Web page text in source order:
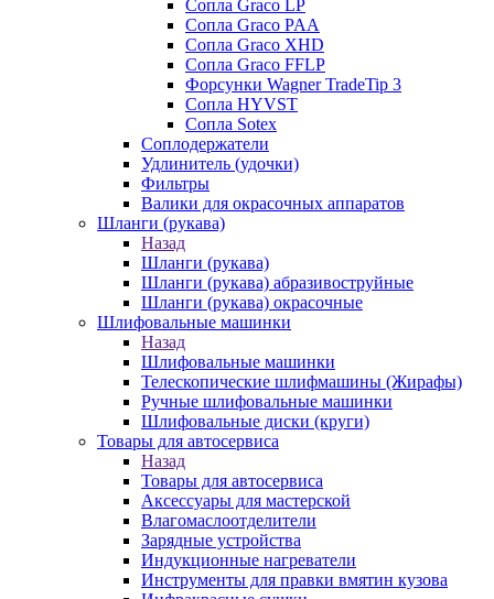
Сопла Graco LP
Сопла Graco PAA
Сопла Graco XHD
Сопла Graco FFLP
Форсунки Wagner TradeTip 3
Сопла HYVST
Сопла Sotex
Соплодержатели
Удлинитель (удочки)
Фильтры
Валики для окрасочных аппаратов
Шланги (рукава)
Назад
Шланги (рукава)
Шланги (рукава) абразивоструйные
Шланги (рукава) окрасочные
Шлифовальные машинки
Назад
Шлифовальные машинки
Телескопические шлифмашины (Жирафы)
Ручные шлифовальные машинки
Шлифовальные диски (круги)
Товары для автосервиса
Назад
Товары для автосервиса
Аксессуары для мастерской
Влагомаслоотделители
Зарядные устройства
Индукционные нагреватели
Инструменты для правки вмятин кузова